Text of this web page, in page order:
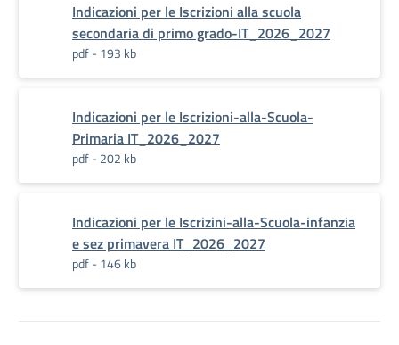
Indicazioni per le Iscrizioni alla scuola
secondaria di primo grado-IT_2026_2027
pdf - 193 kb
Indicazioni per le Iscrizioni-alla-Scuola-
Primaria IT_2026_2027
pdf - 202 kb
Indicazioni per le Iscrizini-alla-Scuola-infanzia
e sez primavera IT_2026_2027
pdf - 146 kb